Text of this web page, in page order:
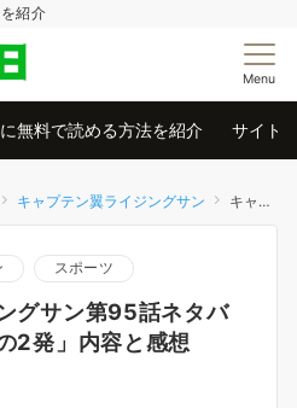
紹介
Menu
無料で読める方法を紹介 サイト
キャプテン翼ライジングサン キャプテン翼ライジングサン第95話ネタバレ！最新話の「不屈の2発」内容と感想
スポーツ
グサン第95話ネタバ
2発」内容と感想